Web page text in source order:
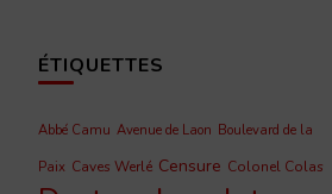
ÉTIQUETTES
Abbé Camu Avenue de Laon Boulevard de la
Paix Caves Werlé Censure Colonel Colas